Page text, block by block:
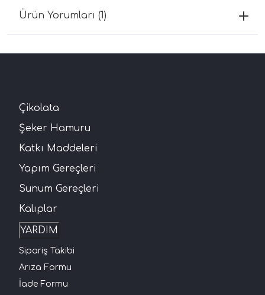
Ürün Yorumları (1)
Çikolata
Şeker Hamuru
Katkı Maddeleri
Yapım Gereçleri
Sunum Gereçleri
Kalıplar
YARDIM
Sipariş Takibi
Arıza Formu
İade Formu